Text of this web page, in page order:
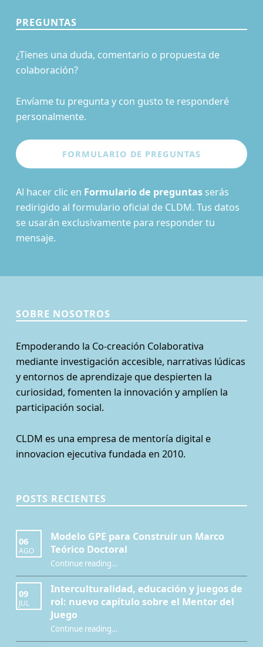
PREGUNTAS
¿Tienes una duda, comentario o propuesta de
colaboración?
Envíame tu pregunta y con gusto te responderé
personalmente.
Al hacer clic en Formulario de preguntasserás
redirigido al formulario oficial de CLDM. Tus datos
se usarán exclusivamente para responder tu
mensaje.
SOBRE NOSOTROS
Empoderando la Co-creación Colaborativa
mediante investigación accesible, narrativas lúdicas
y entornos de aprendizaje que despierten la
curiosidad, fomenten la innovación y amplíen la
participación social.
CLDM es una empresa de mentoría digital e
innovacion ejecutiva fundada en 2010.
POSTS RECIENTES
06
AGO
Modelo GPE para Construir un Marco
Teórico Doctoral
Continue reading“Modelo GPE para Construir un Marco Teórico Doctoral”
…
09
JUL
Interculturalidad, educación y juegos de
rol: nuevo capítulo sobre el Mentor del
Juego
Continue reading“Interculturalidad, educación y juegos de rol: nuevo capítulo sobre el Mentor del Juego”
…